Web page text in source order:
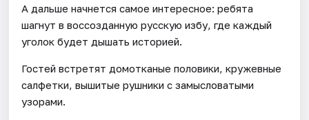
А дальше начнется самое интересное: ребята
шагнут в воссозданную русскую избу, где каждый
уголок будет дышать историей.
Гостей встретят домотканые половики, кружевные
салфетки, вышитые рушники с замысловатыми
узорами.